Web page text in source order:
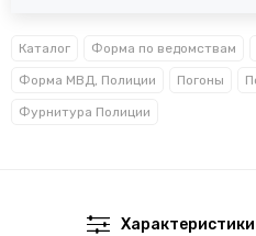
Каталог Форма по ведомствам
Форма МВД, Полиции Погоны
Фурнитура Полиции
Характеристики